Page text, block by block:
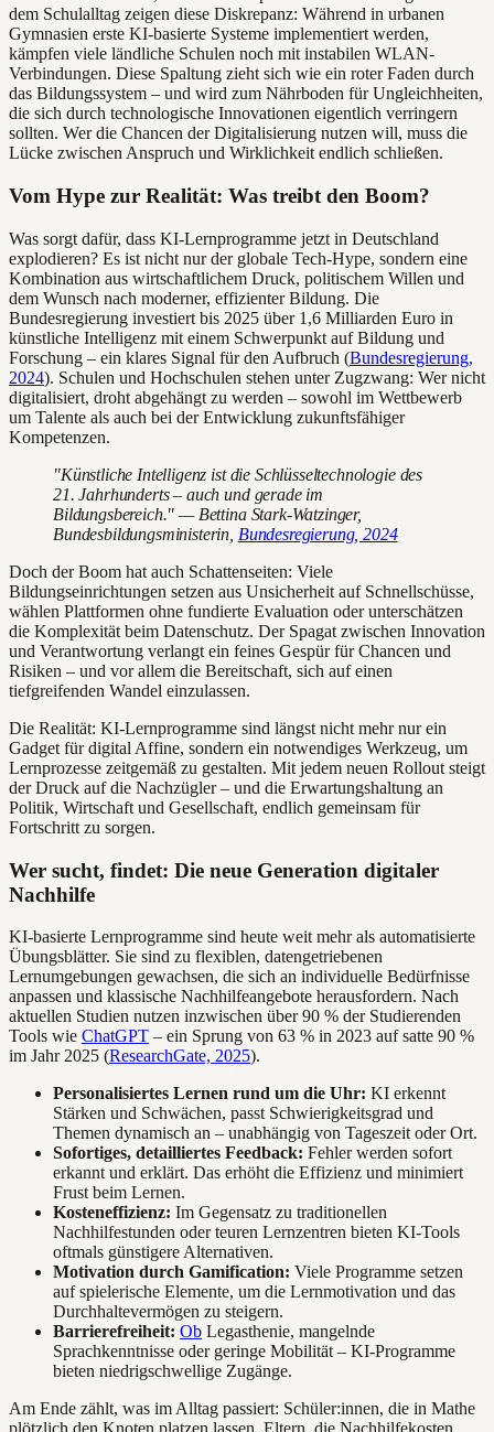
dem Schulalltag zeigen diese Diskrepanz: Während in urbanen
Gymnasien erste KI-basierte Systeme implementiert werden,
kämpfen viele ländliche Schulen noch mit instabilen WLAN-
Verbindungen. Diese Spaltung zieht sich wie ein roter Faden durch
das Bildungssystem – und wird zum Nährboden für Ungleichheiten,
die sich durch technologische Innovationen eigentlich verringern
sollten. Wer die Chancen der Digitalisierung nutzen will, muss die
Lücke zwischen Anspruch und Wirklichkeit endlich schließen.
Vom Hype zur Realität: Was treibt den Boom?
Was sorgt dafür, dass KI-Lernprogramme jetzt in Deutschland
explodieren? Es ist nicht nur der globale Tech-Hype, sondern eine
Kombination aus wirtschaftlichem Druck, politischem Willen und
dem Wunsch nach moderner, effizienter Bildung. Die
Bundesregierung investiert bis 2025 über 1,6 Milliarden Euro in
künstliche Intelligenz mit einem Schwerpunkt auf Bildung und
Forschung – ein klares Signal für den Aufbruch (Bundesregierung,
2024). Schulen und Hochschulen stehen unter Zugzwang: Wer nicht
digitalisiert, droht abgehängt zu werden – sowohl im Wettbewerb
um Talente als auch bei der Entwicklung zukunftsfähiger
Kompetenzen.
"Künstliche Intelligenz ist die Schlüsseltechnologie des
21. Jahrhunderts – auch und gerade im
Bildungsbereich." — Bettina Stark-Watzinger,
Bundesbildungsministerin, Bundesregierung, 2024
Doch der Boom hat auch Schattenseiten: Viele
Bildungseinrichtungen setzen aus Unsicherheit auf Schnellschüsse,
wählen Plattformen ohne fundierte Evaluation oder unterschätzen
die Komplexität beim Datenschutz. Der Spagat zwischen Innovation
und Verantwortung verlangt ein feines Gespür für Chancen und
Risiken – und vor allem die Bereitschaft, sich auf einen
tiefgreifenden Wandel einzulassen.
Die Realität: KI-Lernprogramme sind längst nicht mehr nur ein
Gadget für digital Affine, sondern ein notwendiges Werkzeug, um
Lernprozesse zeitgemäß zu gestalten. Mit jedem neuen Rollout steigt
der Druck auf die Nachzügler – und die Erwartungshaltung an
Politik, Wirtschaft und Gesellschaft, endlich gemeinsam für
Fortschritt zu sorgen.
Wer sucht, findet: Die neue Generation digitaler
Nachhilfe
KI-basierte Lernprogramme sind heute weit mehr als automatisierte
Übungsblätter. Sie sind zu flexiblen, datengetriebenen
Lernumgebungen gewachsen, die sich an individuelle Bedürfnisse
anpassen und klassische Nachhilfeangebote herausfordern. Nach
aktuellen Studien nutzen inzwischen über 90 % der Studierenden
Tools wie ChatGPT – ein Sprung von 63 % in 2023 auf satte 90 %
im Jahr 2025 (ResearchGate, 2025).
Personalisiertes Lernen rund um die Uhr: KI erkennt
Stärken und Schwächen, passt Schwierigkeitsgrad und
Themen dynamisch an – unabhängig von Tageszeit oder Ort.
Sofortiges, detailliertes Feedback: Fehler werden sofort
erkannt und erklärt. Das erhöht die Effizienz und minimiert
Frust beim Lernen.
Kosteneffizienz: Im Gegensatz zu traditionellen
Nachhilfestunden oder teuren Lernzentren bieten KI-Tools
oftmals günstigere Alternativen.
Motivation durch Gamification: Viele Programme setzen
auf spielerische Elemente, um die Lernmotivation und das
Durchhaltevermögen zu steigern.
Barrierefreiheit: Ob Legasthenie, mangelnde
Sprachkenntnisse oder geringe Mobilität – KI-Programme
bieten niedrigschwellige Zugänge.
Am Ende zählt, was im Alltag passiert: Schüler:innen, die in Mathe